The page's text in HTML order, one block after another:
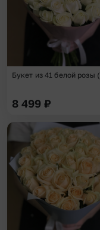
Букет из 41 белой розы
8 499 ₽